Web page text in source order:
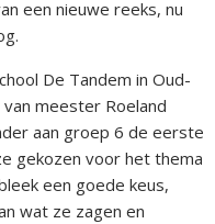
een nieuwe reeks, nu
De Tandem in Oud-
meester Roeland
aan groep 6 de eerste
gekozen voor het thema
een goede keus,
wat ze zagen en